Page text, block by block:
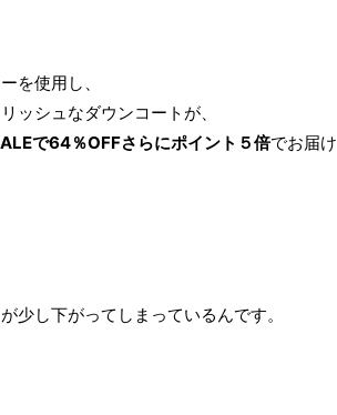
を使用し、
ッシュなダウンコートが、
で64％OFFさらにポイント５倍でお届け
少し下がってしまっているんです。